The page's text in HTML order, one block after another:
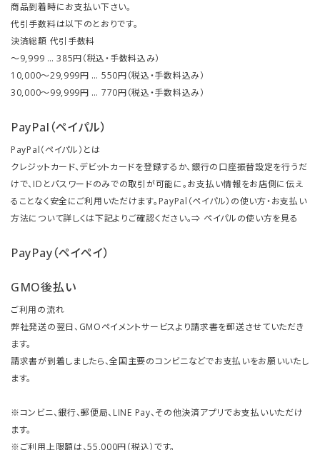
商品到着時にお支払い下さい。
代引手数料は以下のとおりです。
決済総額 代引手数料
～9,999 … 385円（税込・手数料込み）
10,000～29,999円 … 550円（税込・手数料込み）
30,000～99,999円 … 770円（税込・手数料込み）
PayPal（ペイパル）
PayPal（ペイパル）とは
クレジットカード、デビットカードを登録するか、銀行の口座振替設定を行うだ
けで、IDとパスワードのみでの取引が可能に。お支払い情報をお店側に伝え
ることなく安全にご利用いただけます。PayPal（ペイパル）の使い方・お支払い
方法について詳しくは下記よりご確認ください。⇒ ペイパルの使い方を見る
PayPay（ペイペイ）
GMO後払い
ご利用の流れ
弊社発送の翌日、GMOペイメントサービスより請求書を郵送させていただき
ます。
請求書が到着しましたら、全国主要のコンビニなどでお支払いをお願いいたし
ます。
※コンビニ、銀行、郵便局、LINE Pay、その他決済アプリでお支払いいただけ
ます。
※ご利用上限額は、55,000円（税込）です。